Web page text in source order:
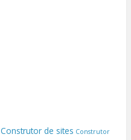
Construtor de sites Construtor